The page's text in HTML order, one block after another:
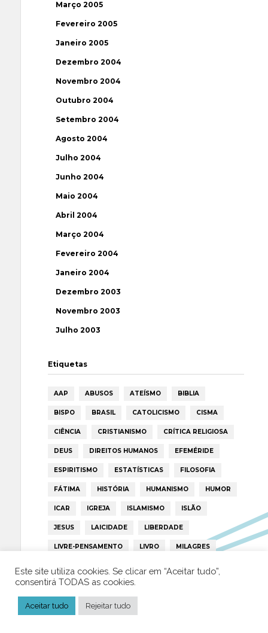
Março 2005
Fevereiro 2005
Janeiro 2005
Dezembro 2004
Novembro 2004
Outubro 2004
Setembro 2004
Agosto 2004
Julho 2004
Junho 2004
Maio 2004
Abril 2004
Março 2004
Fevereiro 2004
Janeiro 2004
Dezembro 2003
Novembro 2003
Julho 2003
Etiquetas
AAP ABUSOS ATEÍSMO BIBLIA
BISPO BRASIL CATOLICISMO CISMA
CIÊNCIA CRISTIANISMO CRÍTICA RELIGIOSA
DEUS DIREITOS HUMANOS EFEMÉRIDE
ESPIRITISMO ESTATÍSTICAS FILOSOFIA
FÁTIMA HISTÓRIA HUMANISMO HUMOR
ICAR IGREJA ISLAMISMO ISLÃO
JESUS LAICIDADE LIBERDADE
LIVRE-PENSAMENTO LIVRO MILAGRES
PAPA PAPAS PEDOFILIA
PORTUGAL RELIGIÃO
Este site utiliza cookies. Se clicar em “Aceitar tudo”,
consentirá TODAS as cookies.
Aceitar tudo Rejeitar tudo